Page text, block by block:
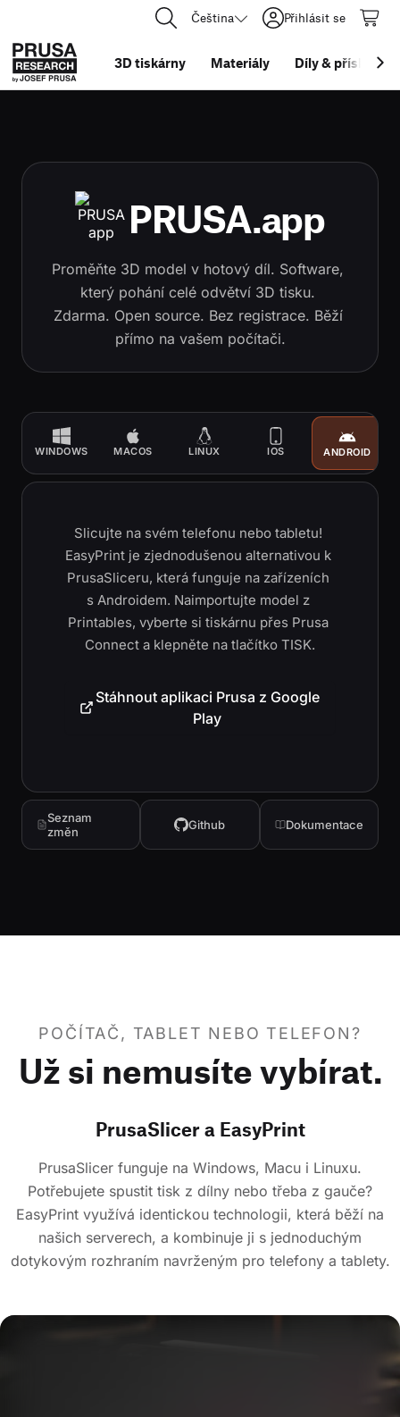
Čeština Přihlásit se
3D tiskárny Materiály Díly&
PRUSA.app
Proměňte 3D model v hotový díl. Software,
který pohání celé odvětví 3D tisku.
Zdarma. Open source. Bez registrace. Běží
přímo na vašem počítači.
WINDOWS MACOS LINUX IOS ANDROID
Slicujte na svém telefonu nebo tabletu!
EasyPrint je zjednodušenou alternativou k
PrusaSliceru, která funguje na zařízeních
s Androidem. Naimportujte model z
Printables, vyberte si tiskárnu přes Prusa
Connect a klepněte na tlačítko TISK.
Stáhnout aplikaci Prusa z Google
Play
Seznam
změn
Github Dokumentace
POČÍTAČ, TABLET NEBO TELEFON?
Už si nemusíte vybírat.
PrusaSlicer a EasyPrint
PrusaSlicer funguje na Windows, Macu i Linuxu.
Potřebujete spustit tisk z dílny nebo třeba z gauče?
EasyPrint využívá identickou technologii, která běží na
našich serverech, a kombinuje ji s jednoduchým
dotykovým rozhraním navrženým pro telefony a tablety.